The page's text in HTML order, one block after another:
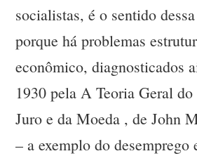
socialistas, é o sentido
porque há problemas
econômico, diagnosticados
1930 pela A Teoria Geral
Juro e da Moeda , de John
– a exemplo do desemprego